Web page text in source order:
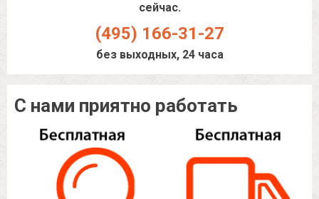
сейчас.
(495) 166-31-27
без выходных, 24 часа
С нами приятно работать